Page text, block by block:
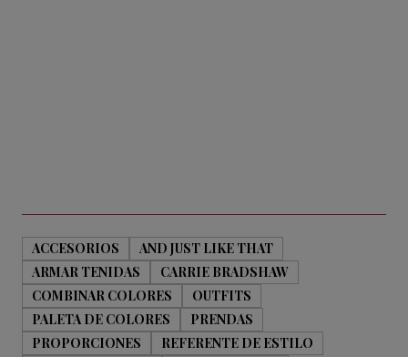
ACCESORIOS
AND JUST LIKE THAT
ARMAR TENIDAS
CARRIE BRADSHAW
COMBINAR COLORES
OUTFITS
PALETA DE COLORES
PRENDAS
PROPORCIONES
REFERENTE DE ESTILO